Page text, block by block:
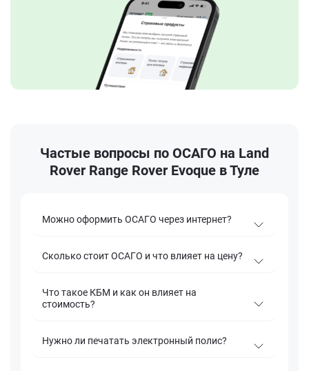
Частые вопросы по ОСАГО на Land
Rover Range Rover Evoque в Туле
Можно оформить ОСАГО через интернет?
Сколько стоит ОСАГО и что влияет на цену?
Что такое КБМ и как он влияет на
стоимость?
Нужно ли печатать электронный полис?